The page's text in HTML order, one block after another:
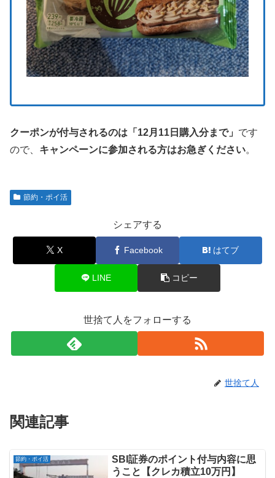
クーポンが付与されるのは「12月11日購入分まで」 です
ので、 キャンペーンに参加される方はお急ぎください。
節約・ポイ活
シェアする
X Facebook はてブ
LINE コピー
世捨て人をフォローする
世捨て人
関連記事
節約・ポイ活
SBI証券のポイント付与内容に思
うこと【クレカ積立10万円】